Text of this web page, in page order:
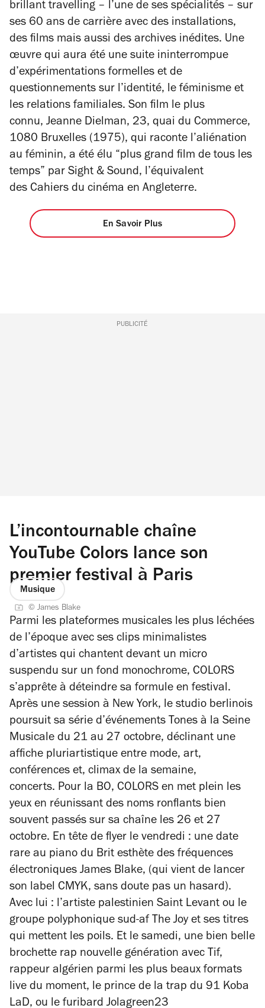
brillant travelling – l’une de ses spécialités – sur
ses 60 ans de carrière avec des installations,
des films mais aussi des archives inédites. Une
œuvre qui aura été une suite ininterrompue
d’expérimentations formelles et de
questionnements sur l’identité, le féminisme et
les relations familiales. Son film le plus
connu, Jeanne Dielman, 23, quai du Commerce,
1080 Bruxelles (1975), qui raconte l’aliénation
au féminin, a été élu “plus grand film de tous les
temps” par Sight & Sound, l’équivalent
des Cahiers du cinéma en Angleterre.
En Savoir Plus
PUBLICITÉ
L’incontournable chaîne
YouTube Colors lance son
premier festival à Paris
Musique
© James Blake
Parmi les plateformes musicales les plus léchées
de l’époque avec ses clips minimalistes
d’artistes qui chantent devant un micro
suspendu sur un fond monochrome, COLORS
s’apprête à déteindre sa formule en festival.
Après une session à New York, le studio berlinois
poursuit sa série d’événements Tones à la Seine
Musicale du 21 au 27 octobre, déclinant une
affiche pluriartistique entre mode, art,
conférences et, climax de la semaine,
concerts. Pour la BO, COLORS en met plein les
yeux en réunissant des noms ronflants bien
souvent passés sur sa chaîne les 26 et 27
octobre. En tête de flyer le vendredi : une date
rare au piano du Brit esthète des fréquences
électroniques James Blake, (qui vient de lancer
son label CMYK, sans doute pas un hasard).
Avec lui : l’artiste palestinien Saint Levant ou le
groupe polyphonique sud-af The Joy et ses titres
qui mettent les poils. Et le samedi, une bien belle
brochette rap nouvelle génération avec Tif,
rappeur algérien parmi les plus beaux formats
live du moment, le prince de la trap du 91 Koba
LaD, ou le furibard Jolagreen23